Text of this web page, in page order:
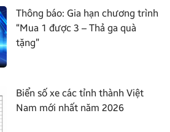
Thông báo: Gia hạn chương trình
“Mua 1 được 3 – Thả ga quà
tặng”
Biển số xe các tỉnh thành Việt
Nam mới nhất năm 2026